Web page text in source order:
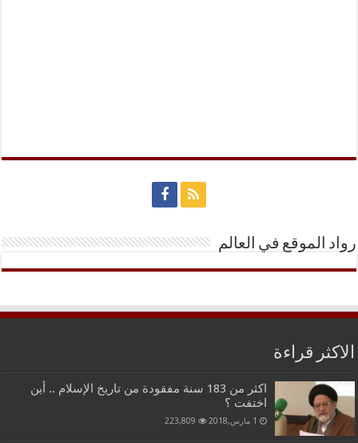
رواد الموقع في العالم
الاكثر قراءة
اكثر من 183 سنة مفقودة من تاريخ الإسلام .. أين
اختفت ؟
1 مارس,2018 223,809